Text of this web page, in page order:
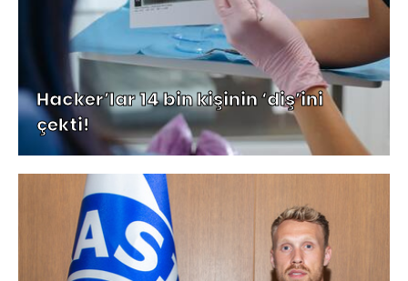
Hacker’lar 14 bin kişinin ‘diş’ini
çekti!